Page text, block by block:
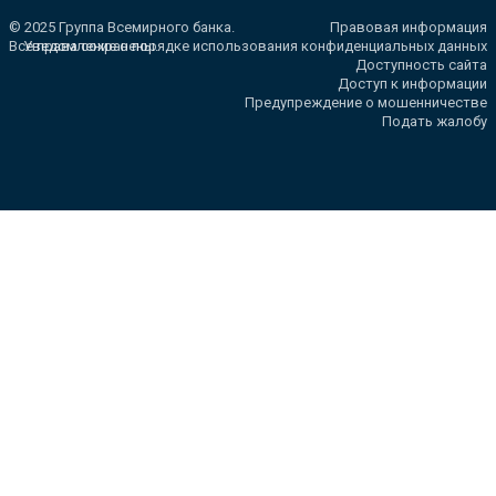
© 2025 Группа Всемирного банка.
Все права сохранены.
Правовая информация
Уведомление о порядке использования конфиденциальных данных
Доступность сайта
Доступ к информации
Предупреждение о мошенничестве
Подать жалобу